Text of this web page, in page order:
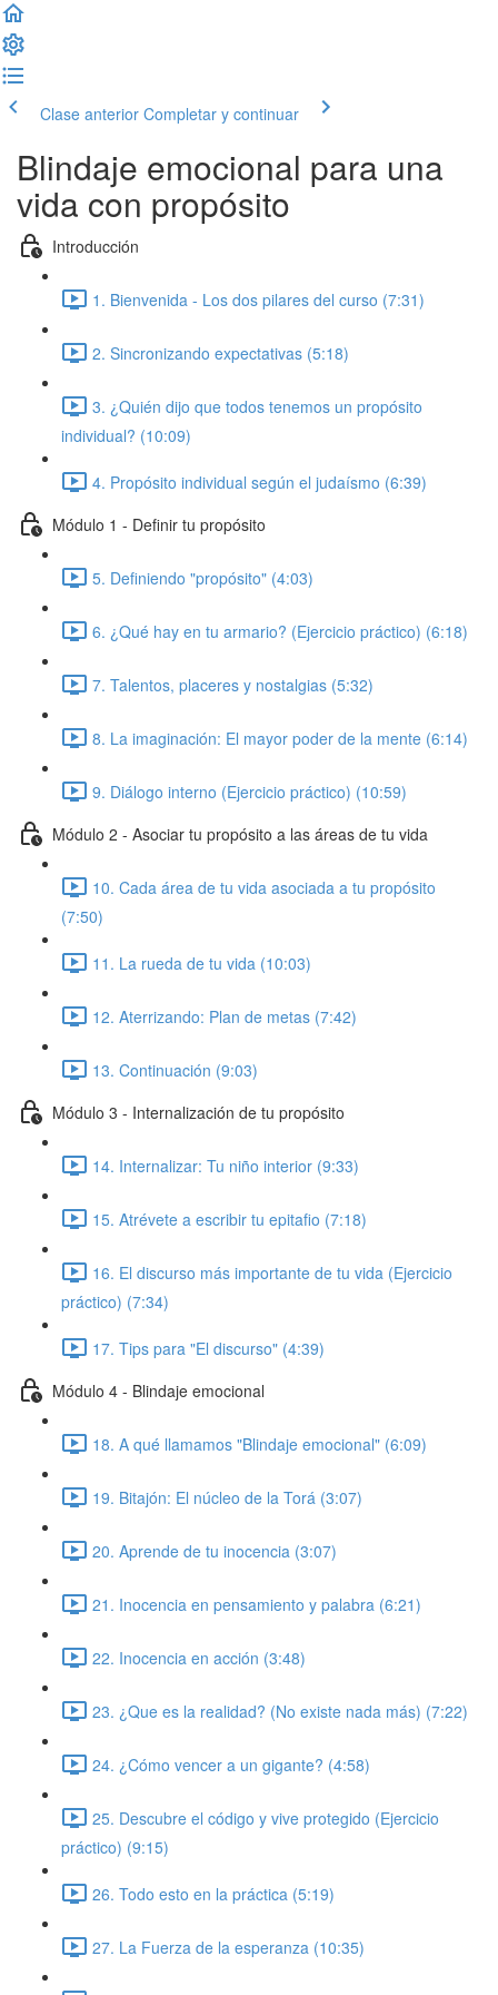
Clase anterior Completar y continuar
Blindaje emocional para una
vida con propósito
Introducción
1. Bienvenida - Los dos pilares del curso (7:31)
2. Sincronizando expectativas (5:18)
3. ¿Quién dijo que todos tenemos un propósito
individual? (10:09)
4. Propósito individual según el judaísmo (6:39)
Módulo 1 - Definir tu propósito
5. Definiendo "propósito" (4:03)
6. ¿Qué hay en tu armario? (Ejercicio práctico) (6:18)
7. Talentos, placeres y nostalgias (5:32)
8. La imaginación: El mayor poder de la mente (6:14)
9. Diálogo interno (Ejercicio práctico) (10:59)
Módulo 2 - Asociar tu propósito a las áreas de tu vida
10. Cada área de tu vida asociada a tu propósito
(7:50)
11. La rueda de tu vida (10:03)
12. Aterrizando: Plan de metas (7:42)
13. Continuación (9:03)
Módulo 3 - Internalización de tu propósito
14. Internalizar: Tu niño interior (9:33)
15. Atrévete a escribir tu epitafio (7:18)
16. El discurso más importante de tu vida (Ejercicio
práctico) (7:34)
17. Tips para "El discurso" (4:39)
Módulo 4 - Blindaje emocional
18. A qué llamamos "Blindaje emocional" (6:09)
19. Bitajón: El núcleo de la Torá (3:07)
20. Aprende de tu inocencia (3:07)
21. Inocencia en pensamiento y palabra (6:21)
22. Inocencia en acción (3:48)
23. ¿Que es la realidad? (No existe nada más) (7:22)
24. ¿Cómo vencer a un gigante? (4:58)
25. Descubre el código y vive protegido (Ejercicio
práctico) (9:15)
26. Todo esto en la práctica (5:19)
27. La Fuerza de la esperanza (10:35)